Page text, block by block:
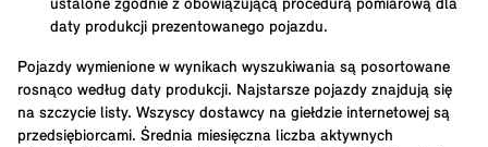
ustalone zgodnie z obowiązującą procedurą pomiarową dla
daty produkcji prezentowanego pojazdu.
Pojazdy wymienione w wynikach wyszukiwania są posortowane
rosnąco według daty produkcji. Najstarsze pojazdy znajdują się
na szczycie listy. Wszyscy dostawcy na giełdzie internetowej są
przedsiębiorcami. Średnia miesięczna liczba aktywnych